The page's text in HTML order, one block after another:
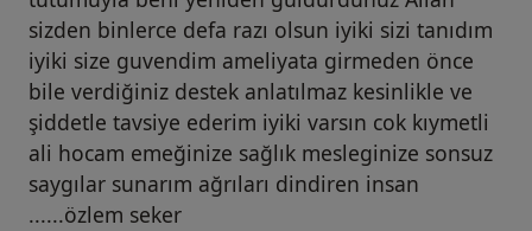
sizden binlerce defa razı olsun iyiki sizi tanıdım
iyiki size guvendim ameliyata girmeden önce
bile verdiğiniz destek anlatılmaz kesinlikle ve
şiddetle tavsiye ederim iyiki varsın cok kıymetli
ali hocam emeğinize sağlık mesleginize sonsuz
saygılar sunarım ağrıları dindiren insan
......özlem seker